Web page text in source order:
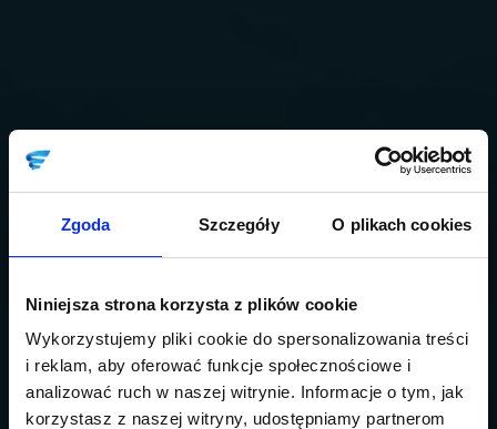
Zgoda Szczegóły O plikach cookies
Niniejsza strona korzysta z plików cookie
Wykorzystujemy pliki cookie do spersonalizowania treści
i reklam, aby oferować funkcje społecznościowe i
analizować ruch w naszej witrynie. Informacje o tym, jak
korzystasz z naszej witryny, udostępniamy partnerom